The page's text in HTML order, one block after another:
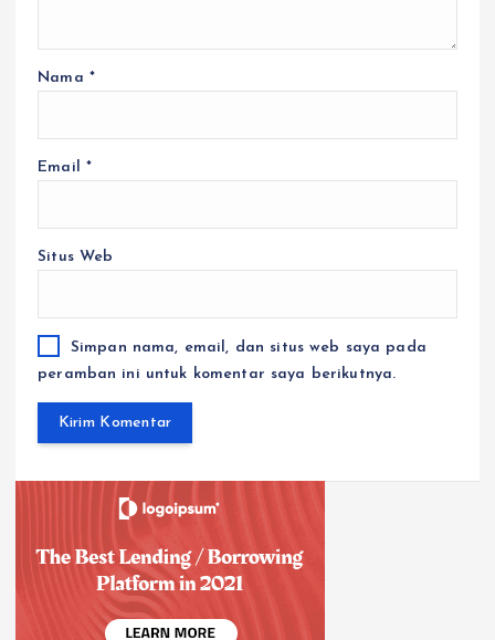
Nama *
Email *
Situs Web
Simpan nama, email, dan situs web saya pada
peramban ini untuk komentar saya berikutnya.